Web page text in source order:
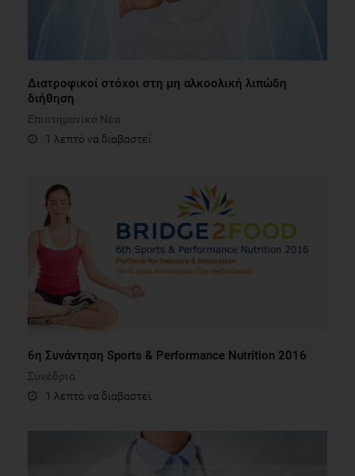
Διατροφικοί στόχοι στη μη αλκοολική λιπώδη
διήθηση
Επιστημονικά Νέα
1 λεπτό να διαβαστεί
6η Συνάντηση Sports & Performance Nutrition 2016
Συνέδρια
1 λεπτό να διαβαστεί